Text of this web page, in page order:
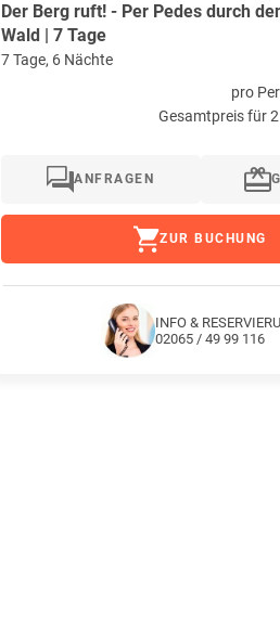
Der Berg ruft! - Per Pedes durch
Wald | 7 Tage
7 Tage, 6 Nächte
pro
Gesamtpreis für
ANFRAGEN
ZUR BUCHUNG
INFO &
02065 / 49 99 116